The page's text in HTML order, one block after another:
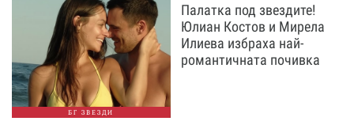
БГ ЗВЕЗДИ
Палатка под звездите!
Юлиан Костов и Мирела
Илиева избраха най-
романтичната почивка